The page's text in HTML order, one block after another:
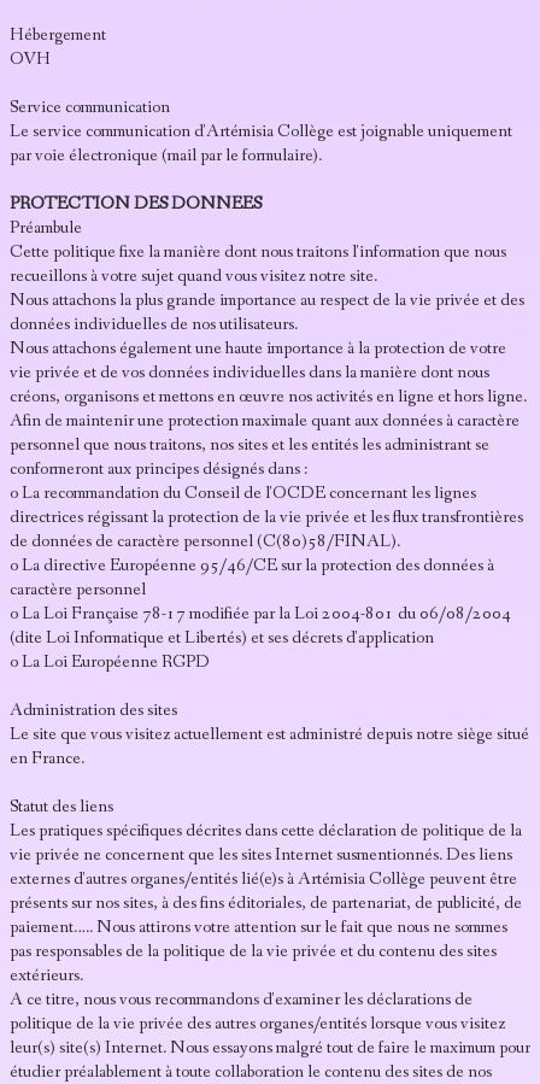
Hébergement
OVH
Service communication
Le service communication d'Artémisia Collège est joignable uniquement
par voie électronique (mail par le formulaire).
PROTECTION DES DONNEES
Préambule
Cette politique fixe la manière dont nous traitons l'information que nous
recueillons à votre sujet quand vous visitez notre site.
Nous attachons la plus grande importance au respect de la vie privée et des
données individuelles de nos utilisateurs.
Nous attachons également une haute importance à la protection de votre
vie privée et de vos données individuelles dans la manière dont nous
créons, organisons et mettons en œuvre nos activités en ligne et hors ligne.
Afin de maintenir une protection maximale quant aux données à caractère
personnel que nous traitons, nos sites et les entités les administrant se
conformeront aux principes désignés dans :
o La recommandation du Conseil de l'OCDE concernant les lignes
directrices régissant la protection de la vie privée et les flux transfrontières
de données de caractère personnel (C(80)58/FINAL).
o La directive Européenne 95/46/CE sur la protection des données à
caractère personnel
o La Loi Française 78-17 modifiée par la Loi 2004-801 du 06/08/2004
(dite Loi Informatique et Libertés) et ses décrets d'application
o La Loi Européenne RGPD
Administration des sites
Le site que vous visitez actuellement est administré depuis notre siège situé
en France.
Statut des liens
Les pratiques spécifiques décrites dans cette déclaration de politique de la
vie privée ne concernent que les sites Internet susmentionnés. Des liens
externes d'autres organes/entités lié(e)s à Artémisia Collège peuvent être
présents sur nos sites, à des fins éditoriales, de partenariat, de publicité, de
paiement….. Nous attirons votre attention sur le fait que nous ne sommes
pas responsables de la politique de la vie privée et du contenu des sites
extérieurs.
A ce titre, nous vous recommandons d'examiner les déclarations de
politique de la vie privée des autres organes/entités lorsque vous visitez
leur(s) site(s) Internet. Nous essayons malgré tout de faire le maximum pour
étudier préalablement à toute collaboration le contenu des sites de nos